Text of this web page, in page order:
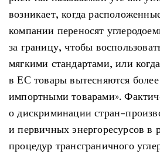
возникает, когда
компании переносят
за границу, чтобы
мягкими стандартами, или
в ЕС товары вытесняются
импортными товарами».
о дискриминации стран-
и первичных энергоресурсов в
процедур трансграничного